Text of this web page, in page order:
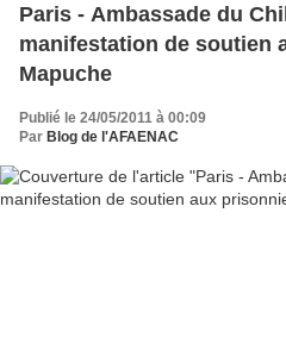
Paris - Ambassade du
manifestation de soutien
Mapuche
Publié le 24/05/2011 à 00:09
Par Blog de l'AFAENAC